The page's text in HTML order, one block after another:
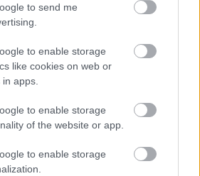
to send me
to enable storage
like cookies on web or
apps.
to enable storage
of the website or app.
to enable storage
és Billie Eilish, 18